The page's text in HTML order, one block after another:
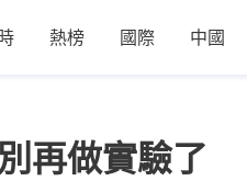
熱榜 國際 中國
再做實驗了